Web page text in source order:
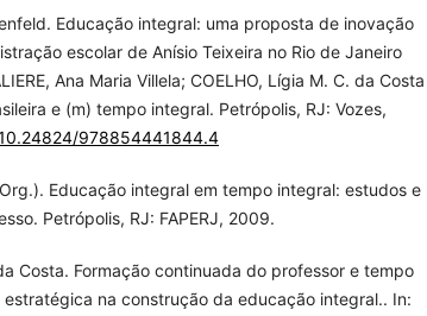
Educação integral: uma proposta de inovação
escolar de Anísio Teixeira no Rio de Janeiro
Ana Maria Villela; COELHO, Lígia M. C. da Costa
e (m) tempo integral. Petrópolis, RJ: Vozes,
978854441844.4
Educação integral em tempo integral: estudos e
Petrópolis, RJ: FAPERJ, 2009.
Costa. Formação continuada do professor e tempo
na construção da educação integral.. In: